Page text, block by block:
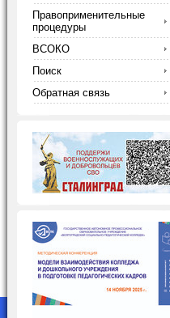
Правоприменительные
процедуры
ВСОКО
Поиск
Обратная связь